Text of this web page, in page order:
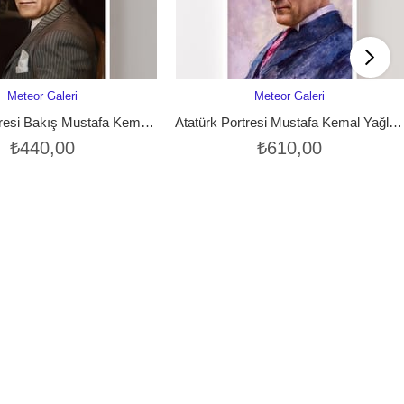
SEPETE EKLE
Meteor Galeri
Atatürk Portresi Bakış Mustafa Kemal Çizgili Takım Cep Mendili Ofis Dekor Renklendirilmiş Portre Çerçeveli Tablo – Naturel Çerçeve
₺440,00
SEPETE EKLE
Meteor Galeri
Atatürk Portresi Mustafa Kemal Yağlıboya Dokulu Efekt Lacivert Takım Kırmızı Kravat Ofis Dekor Çerçeveli Tablo – Naturel Çerçeve
₺610,00